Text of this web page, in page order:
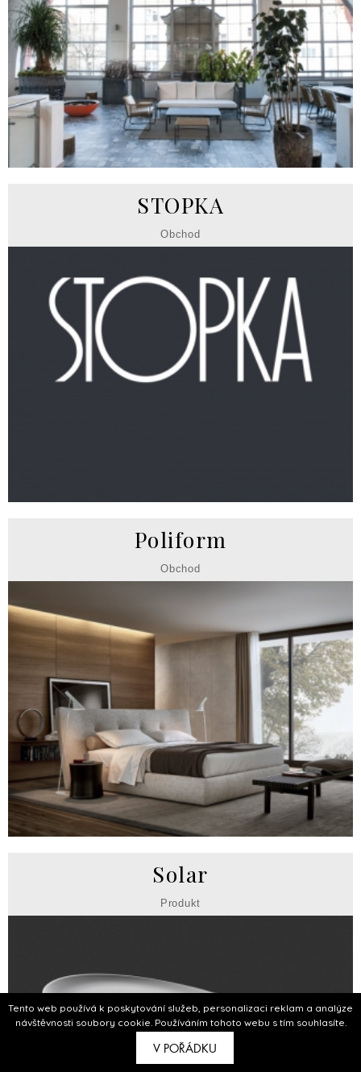
Tento web používá k poskytování služeb, personalizaci reklam a analýze
návštěvnosti soubory cookie. Používáním tohoto webu s tím souhlasíte.
V POŘÁDKU
STOPKA
Obchod
Poliform
Obchod
Solar
Produkt